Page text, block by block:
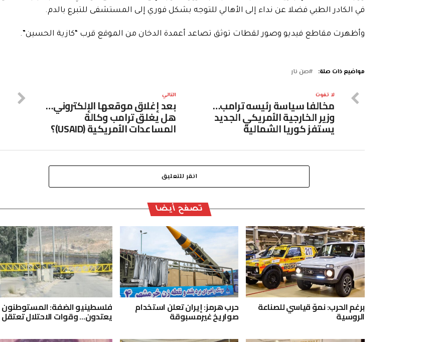
في الكادر الطبي فضلا عن نداء إلى الأهالي للتوجه بشكل فوري إلى المستشفى للتبرع بالدم.
وأظهرت مقاطع فيديو وصور لقطات توثق تصاعد أعمدة الدخان من الموقع قرب “كازية الحسين”.
مواضيع ذات صلة: صن نار
التالي
بعد إغلاق موقعها الإلكتروني…
هل يغلق ترامب وكالة
المساعدات الأمريكية (USAID)؟
لا تفوت
مخالفا سياسة رئيسه ترامب…
وزير الخارجية الأمريكي الجديد
يستفز كوريا الشمالية
انقر للتعليق
تصفح أيضا
برغم الحرب: نموّ قياسي للصناعة
الروسية
حرب هرمز: إيران تعلن استخدام
صواريخ غيرمسبوقة
فلسطينيو الضفة: المستوطنون
يعتدون… وقوات الاحتلال تعتقل